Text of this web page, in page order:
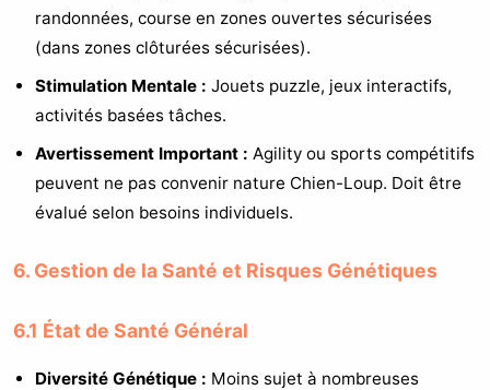
randonnées, course en zones ouvertes sécurisées
(dans zones clôturées sécurisées).
Stimulation Mentale : Jouets puzzle, jeux interactifs,
activités basées tâches.
Avertissement Important : Agility ou sports compétitifs
peuvent ne pas convenir nature Chien-Loup. Doit être
évalué selon besoins individuels.
6. Gestion de la Santé et Risques Génétiques
6.1 État de Santé Général
Diversité Génétique : Moins sujet à nombreuses